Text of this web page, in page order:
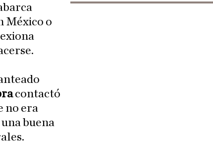
México o
contactó
no era
buena